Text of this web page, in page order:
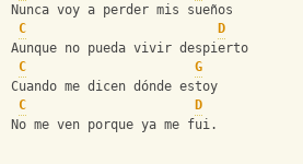
Nunca voy a perder mis sueños
C
D
Aunque no pueda vivir despierto
C
G
Cuando me dicen dónde estoy
C
D
No me ven porque ya me fui.